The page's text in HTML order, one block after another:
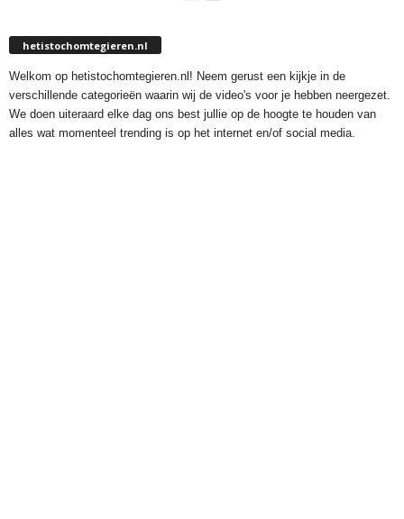
hetistochomtegieren.nl
Welkom op hetistochomtegieren.nl! Neem gerust een kijkje in de
verschillende categorieën waarin wij de video's voor je hebben neergezet.
We doen uiteraard elke dag ons best jullie op de hoogte te houden van
alles wat momenteel trending is op het internet en/of social media.